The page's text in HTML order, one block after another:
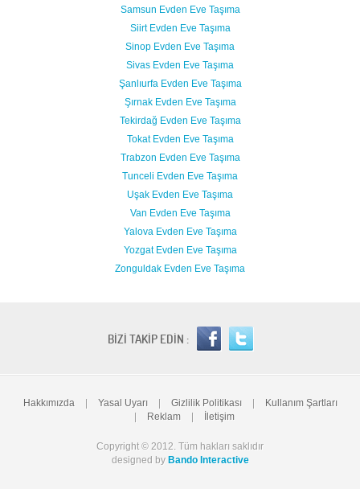
Samsun Evden Eve Taşıma
Siirt Evden Eve Taşıma
Sinop Evden Eve Taşıma
Sivas Evden Eve Taşıma
Şanlıurfa Evden Eve Taşıma
Şırnak Evden Eve Taşıma
Tekirdağ Evden Eve Taşıma
Tokat Evden Eve Taşıma
Trabzon Evden Eve Taşıma
Tunceli Evden Eve Taşıma
Uşak Evden Eve Taşıma
Van Evden Eve Taşıma
Yalova Evden Eve Taşıma
Yozgat Evden Eve Taşıma
Zonguldak Evden Eve Taşıma
BİZİ TAKİP EDİN :
Hakkımızda | Yasal Uyarı | Gizlilik Politikası |
Kullanım Şartları
|
Reklam | İletişim
Copyright © 2012. Tüm hakları saklıdır
designed by Bando Interactive